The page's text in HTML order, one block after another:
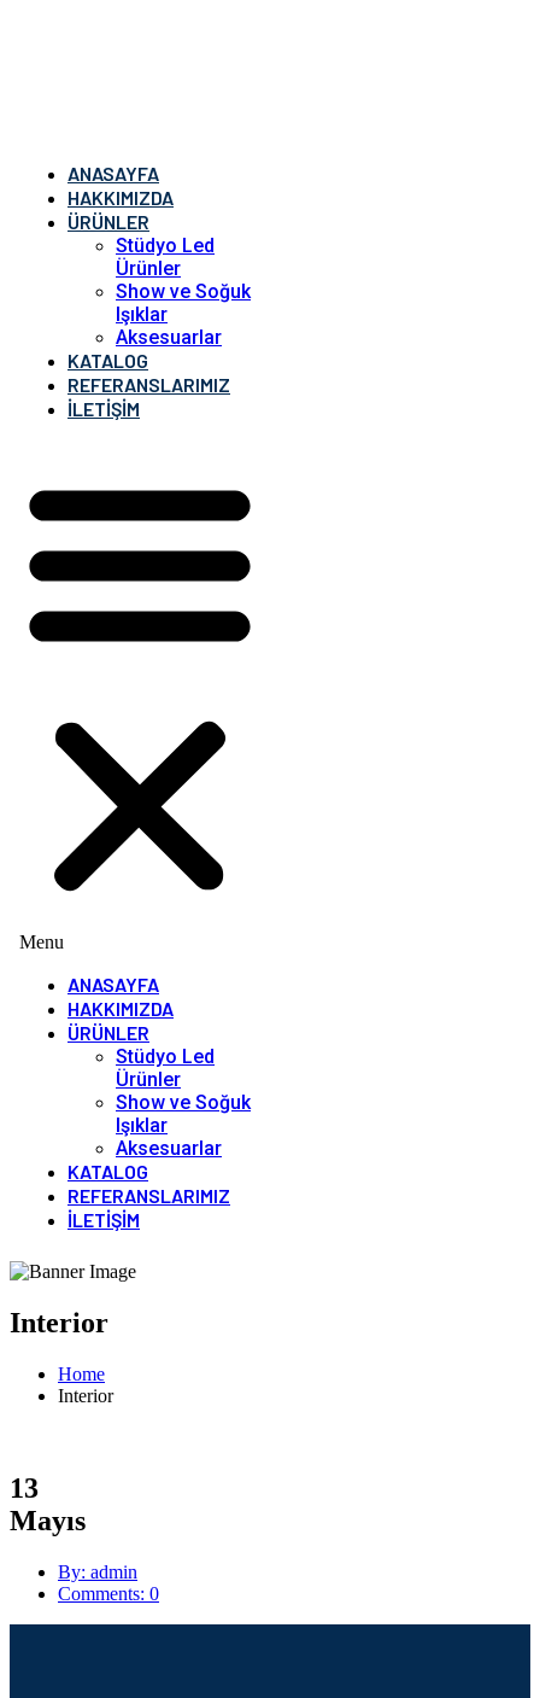
ANASAYFA
HAKKIMIZDA
ÜRÜNLER
Stüdyo Led
Ürünler
Show ve Soğuk
Işıklar
Aksesuarlar
KATALOG
REFERANSLARIMIZ
İLETIŞIM
Menu
ANASAYFA
HAKKIMIZDA
ÜRÜNLER
Stüdyo Led
Ürünler
Show ve Soğuk
Işıklar
Aksesuarlar
KATALOG
REFERANSLARIMIZ
İLETIŞIM
Interior
Home
Interior
13
Mayıs
By: admin
Comments: 0